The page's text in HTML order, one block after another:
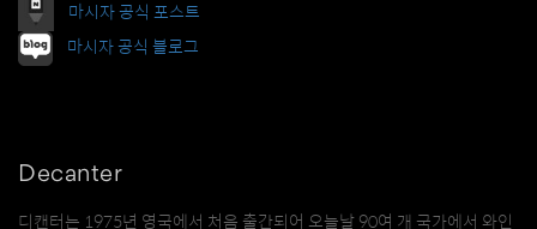
마시자 공식 포스트
마시자 공식 블로그
Decanter
디캔터는 1975년 영국에서 처음 출간되어 오늘날 90여 개 국가에서 와인